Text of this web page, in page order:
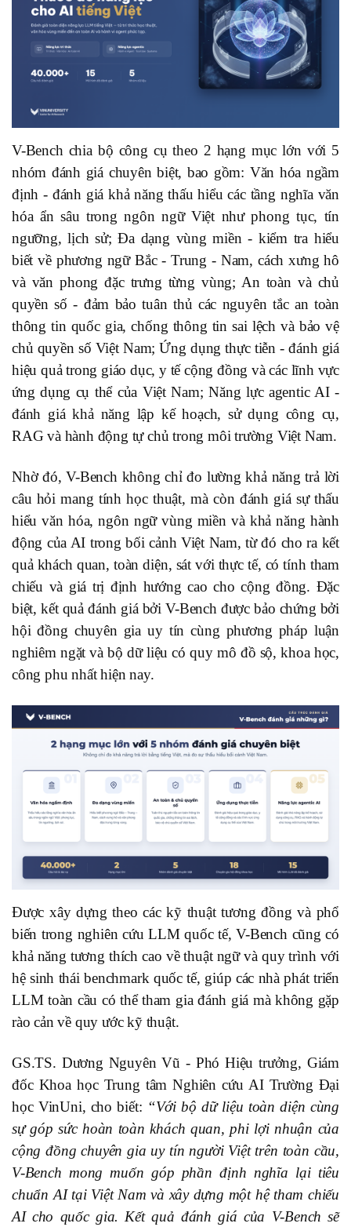
V-Bench chia bộ công cụ theo 2 hạng mục lớn với 5
nhóm đánh giá chuyên biệt, bao gồm: Văn hóa ngầm
định - đánh giá khả năng thấu hiểu các tầng nghĩa văn
hóa ẩn sâu trong ngôn ngữ Việt như phong tục, tín
ngưỡng, lịch sử; Đa dạng vùng miền - kiểm tra hiểu
biết về phương ngữ Bắc - Trung - Nam, cách xưng hô
và văn phong đặc trưng từng vùng; An toàn và chủ
quyền số - đảm bảo tuân thủ các nguyên tắc an toàn
thông tin quốc gia, chống thông tin sai lệch và bảo vệ
chủ quyền số Việt Nam; Ứng dụng thực tiễn - đánh giá
hiệu quả trong giáo dục, y tế cộng đồng và các lĩnh vực
ứng dụng cụ thể của Việt Nam; Năng lực agentic AI -
đánh giá khả năng lập kế hoạch, sử dụng công cụ,
RAG và hành động tự chủ trong môi trường Việt Nam.
Nhờ đó, V-Bench không chỉ đo lường khả năng trả lời
câu hỏi mang tính học thuật, mà còn đánh giá sự thấu
hiểu văn hóa, ngôn ngữ vùng miền và khả năng hành
động của AI trong bối cảnh Việt Nam, từ đó cho ra kết
quả khách quan, toàn diện, sát với thực tế, có tính tham
chiếu và giá trị định hướng cao cho cộng đồng. Đặc
biệt, kết quả đánh giá bởi V-Bench được bảo chứng bởi
hội đồng chuyên gia uy tín cùng phương pháp luận
nghiêm ngặt và bộ dữ liệu có quy mô đồ sộ, khoa học,
công phu nhất hiện nay.
Được xây dựng theo các kỹ thuật tương đồng và phổ
biến trong nghiên cứu LLM quốc tế, V-Bench cũng có
khả năng tương thích cao về thuật ngữ và quy trình với
hệ sinh thái benchmark quốc tế, giúp các nhà phát triển
LLM toàn cầu có thể tham gia đánh giá mà không gặp
rào cản về quy ước kỹ thuật.
GS.TS. Dương Nguyên Vũ - Phó Hiệu trưởng, Giám
đốc Khoa học Trung tâm Nghiên cứu AI Trường Đại
học VinUni, cho biết: “Với bộ dữ liệu toàn diện cùng
sự góp sức hoàn toàn khách quan, phi lợi nhuận của
cộng đồng chuyên gia uy tín người Việt trên toàn cầu,
V-Bench mong muốn góp phần định nghĩa lại tiêu
chuẩn AI tại Việt Nam và xây dựng một hệ tham chiếu
AI cho quốc gia. Kết quả đánh giá của V-Bench sẽ